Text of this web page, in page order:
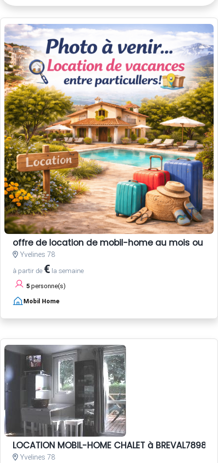
offre de location de mobil-home au mois ou a l
Yvelines 78
à partir de € la semaine
5 personne(s)
Mobil Home
LOCATION MOBIL-HOME CHALET à BREVAL78980
Yvelines 78